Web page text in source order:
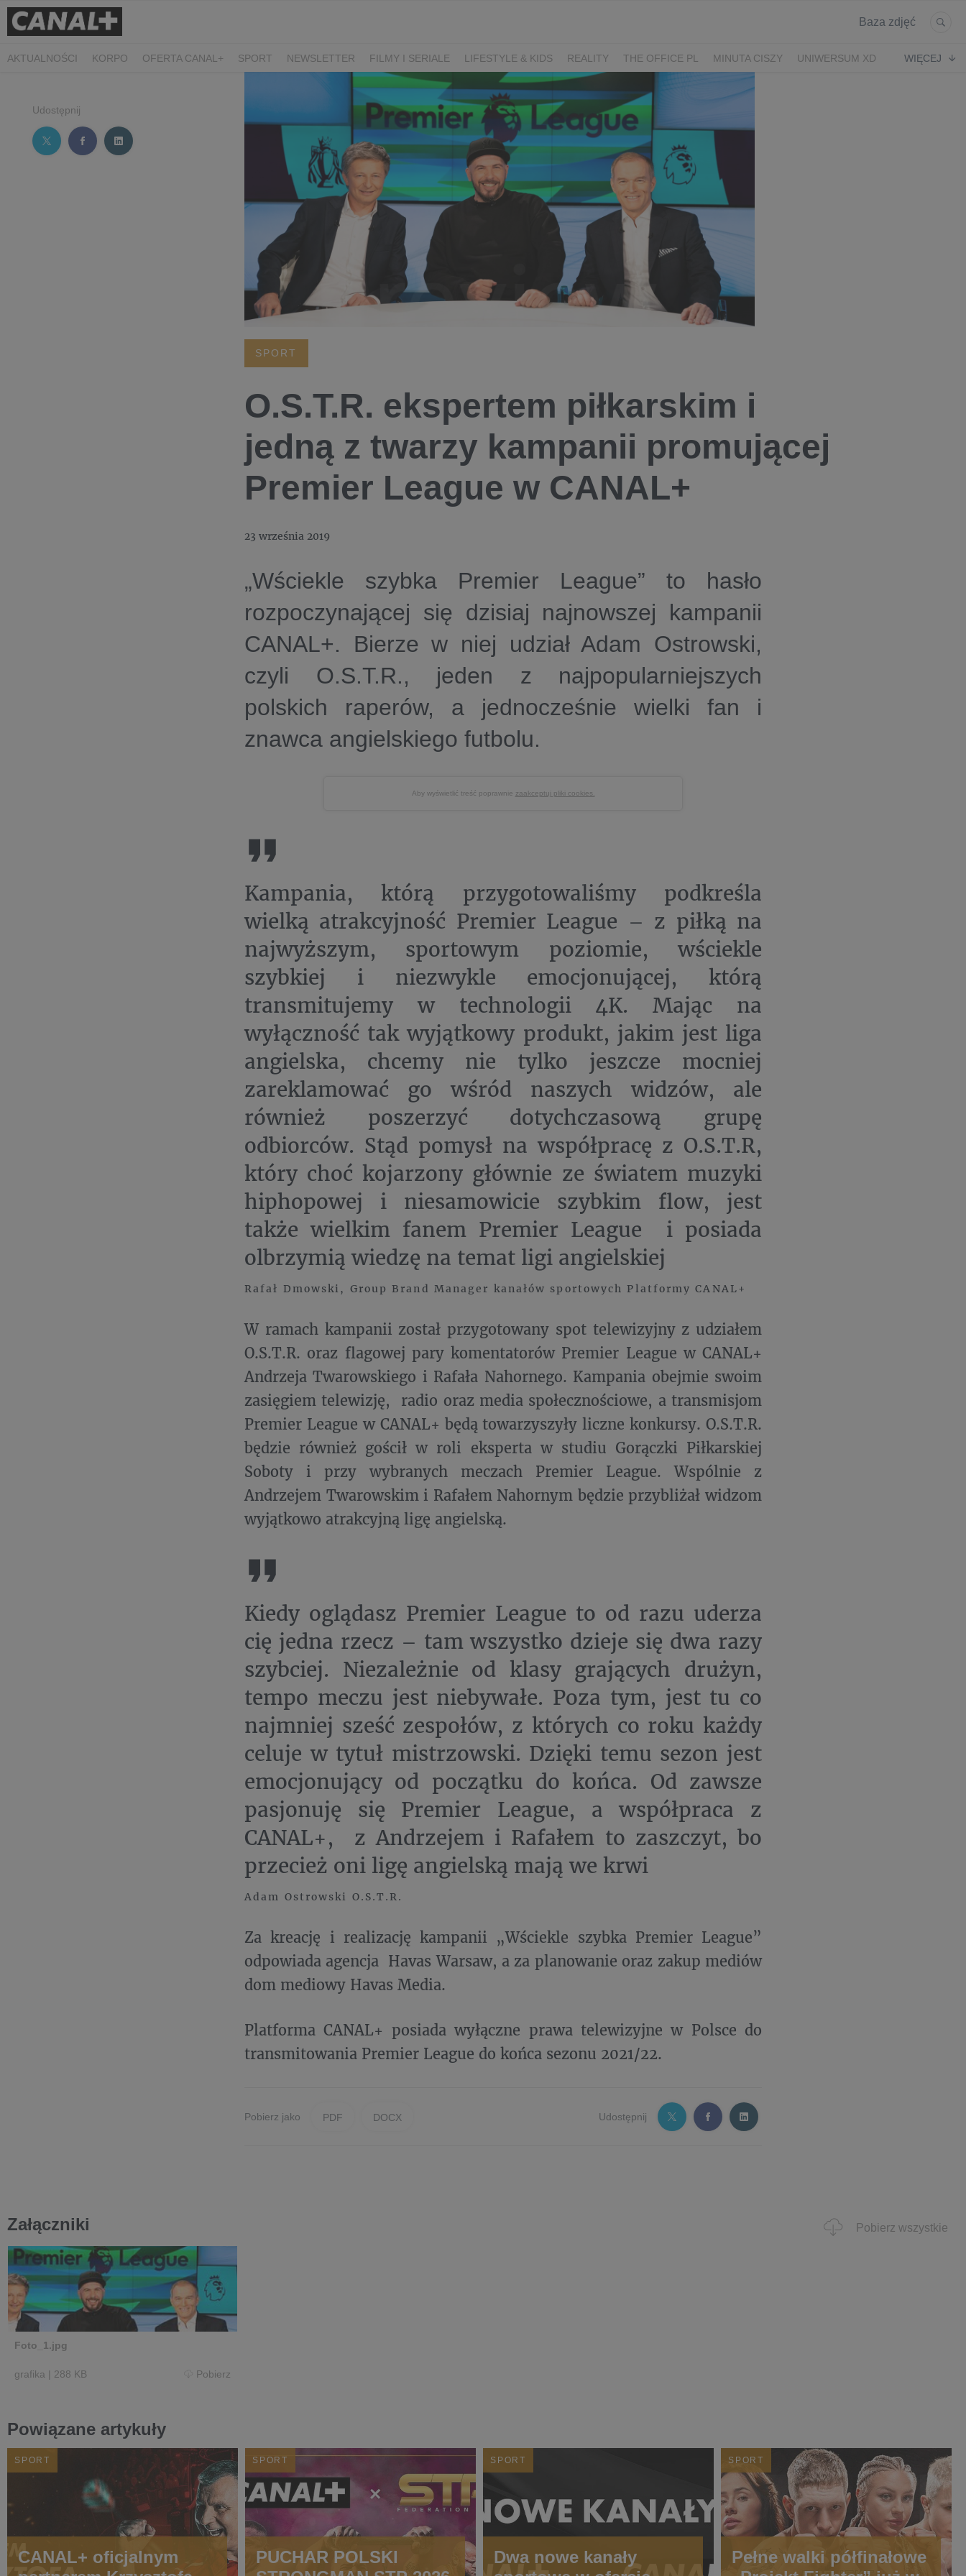
Baza zdjęć
AKTUALNOŚCI KORPO OFERTA CANAL+ SPORT NEWSLETTER FILMY I SERIALE LIFESTYLE & KIDS REALITY THE OFFICE PL MINUTA CISZY
UNIWERSUM XD
KIEDY ŚLUB? BELFER SORTOWNIA KLANGOR
PLANETA SINGLI. OSIEM HISTORII
LIFESTYLE
WIĘCEJ
Udostępnij
SPORT
O.S.T.R. ekspertem piłkarskim i
jedną z twarzy kampanii promującej
Premier League w CANAL+
23 września 2019
„Wściekle szybka Premier League” to hasło
rozpoczynającej się dzisiaj najnowszej kampanii
CANAL+. Bierze w niej udział Adam Ostrowski,
czyli O.S.T.R., jeden z najpopularniejszych
polskich raperów, a jednocześnie wielki fan i
znawca angielskiego futbolu.
Aby wyświetlić treść poprawnie zaakceptuj pliki cookies.
Kampania, którą przygotowaliśmy podkreśla
wielką atrakcyjność Premier League – z piłką na
najwyższym, sportowym poziomie, wściekle
szybkiej i niezwykle emocjonującej, którą
transmitujemy w technologii 4K. Mając na
wyłączność tak wyjątkowy produkt, jakim jest liga
angielska, chcemy nie tylko jeszcze mocniej
zareklamować go wśród naszych widzów, ale
również poszerzyć dotychczasową grupę
odbiorców. Stąd pomysł na współpracę z O.S.T.R,
który choć kojarzony głównie ze światem muzyki
hiphopowej i niesamowicie szybkim flow, jest
także wielkim fanem Premier League i posiada
olbrzymią wiedzę na temat ligi angielskiej
Rafał Dmowski, Group Brand Manager kanałów sportowych Platformy CANAL+
W ramach kampanii został przygotowany spot telewizyjny z udziałem
O.S.T.R. oraz flagowej pary komentatorów Premier League w CANAL+
Andrzeja Twarowskiego i Rafała Nahornego. Kampania obejmie swoim
zasięgiem telewizję, radio oraz media społecznościowe, a transmisjom
Premier League w CANAL+ będą towarzyszyły liczne konkursy. O.S.T.R.
będzie również gościł w roli eksperta w studiu Gorączki Piłkarskiej
Soboty i przy wybranych meczach Premier League. Wspólnie z
Andrzejem Twarowskim i Rafałem Nahornym będzie przybliżał widzom
wyjątkowo atrakcyjną ligę angielską.
Kiedy oglądasz Premier League to od razu uderza
cię jedna rzecz – tam wszystko dzieje się dwa razy
szybciej. Niezależnie od klasy grających drużyn,
tempo meczu jest niebywałe. Poza tym, jest tu co
najmniej sześć zespołów, z których co roku każdy
celuje w tytuł mistrzowski. Dzięki temu sezon jest
emocjonujący od początku do końca. Od zawsze
pasjonuję się Premier League, a współpraca z
CANAL+, z Andrzejem i Rafałem to zaszczyt, bo
przecież oni ligę angielską mają we krwi
Adam Ostrowski O.S.T.R.
Za kreację i realizację kampanii „Wściekle szybka Premier League”
odpowiada agencja Havas Warsaw, a za planowanie oraz zakup mediów
dom mediowy Havas Media.
Platforma CANAL+ posiada wyłączne prawa telewizyjne w Polsce do
transmitowania Premier League do końca sezonu 2021/22.
Pobierz jako PDF DOCX Udostępnij
Załączniki Pobierz wszystkie
Foto_1.jpg
grafika | 288 KB Pobierz
Powiązane artykuły
SPORT
CANAL+ oficjalnym
SPORT
PUCHAR POLSKI
SPORT
Dwa nowe kanały
SPORT
Pełne walki półfinałowe